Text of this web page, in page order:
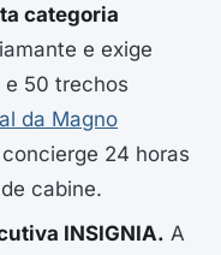
categoria
e exige
50 trechos
da Magno
24 horas
cabine.
INSIGNIA. A